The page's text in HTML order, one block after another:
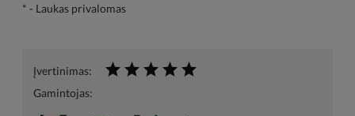
* - Laukas privalomas
Įvertinimas:
Gamintojas: